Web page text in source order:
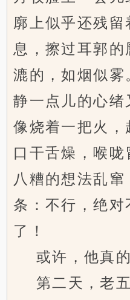
廓上似乎还残留
息，擦过耳郭
漉的，如烟似雾
静一点儿的心绪
像烧着一把火，
口干舌燥，喉
八糟的想法乱
条：不行，绝对
了！
或许，他真
第二天，老五